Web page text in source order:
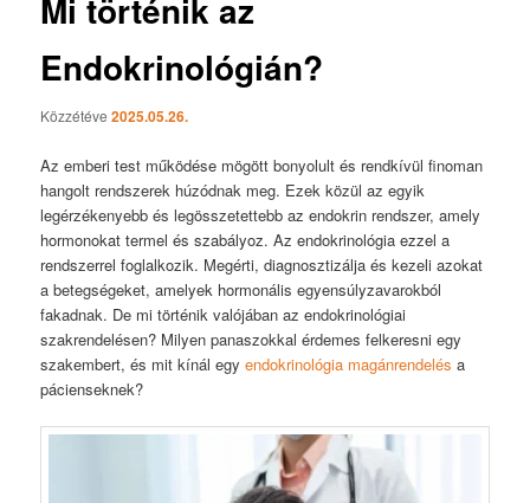
Mi történik az
Endokrinológián?
Közzétéve2025.05.26.
Az emberi test működése mögött bonyolult és rendkívül finoman
hangolt rendszerek húzódnak meg. Ezek közül az egyik
legérzékenyebb és legösszetettebb az endokrin rendszer, amely
hormonokat termel és szabályoz. Az endokrinológia ezzel a
rendszerrel foglalkozik. Megérti, diagnosztizálja és kezeli azokat
a betegségeket, amelyek hormonális egyensúlyzavarokból
fakadnak. De mi történik valójában az endokrinológiai
szakrendelésen? Milyen panaszokkal érdemes felkeresni egy
szakembert, és mit kínál egyendokrinológia magánrendelés a
pácienseknek?